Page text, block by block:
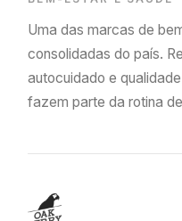
Uma das marcas de
consolidadas do país.
autocuidado e
fazem parte da rotina